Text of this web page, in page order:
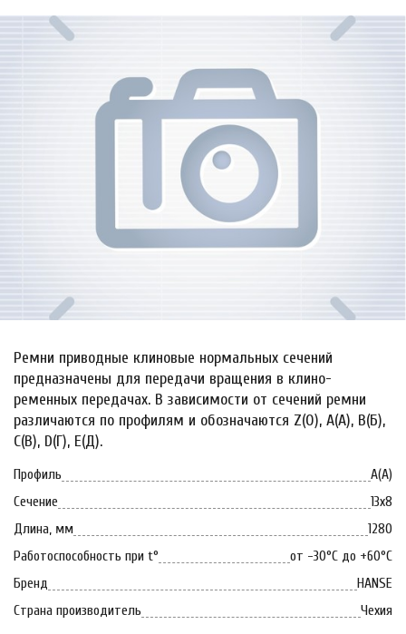
Ремни приводные клиновые нормальных сечений
предназначены для передачи вращения в клино-
ременных передачах. В зависимости от сечений ремни
различаются по профилям и обозначаются Z(0), A(А), B(Б),
С(В), D(Г), Е(Д).
Профиль
А(А)
Сечение
13х8
Длина, мм
1280
Работоспособность при t°
от -30°C до +60°C
Бренд
HANSE
Страна производитель
Чехия